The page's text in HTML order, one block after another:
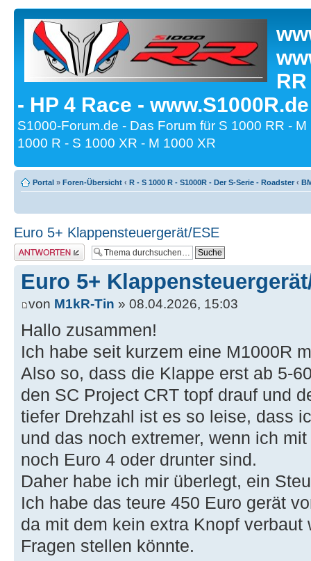
- HP 4 Race -
S1000-Forum.de - Das Forum für S 1000 RR -
1000 R - S 1000 XR - M 1000 XR
Portal » Foren-Übersicht ‹ R - S 1000 R - S1000R - Der S-Serie - Roadster ‹
Euro 5+ Klappensteuergerät/ESE
Antwort erstellen
Euro 5+
von M1kR-Tin » 08.04.2026, 15:03
Hallo zusammen!
Ich habe seit kurzem eine M1000R
Also so, dass die Klappe erst ab 5-
den SC Project CRT topf drauf und
tiefer Drehzahl ist es so leise, dass
und das noch extremer, wenn ich
noch Euro 4 oder drunter sind.
Daher habe ich mir überlegt, ein
Ich habe das teure 450 Euro gerät
da mit dem kein extra Knopf
Fragen stellen könnte.